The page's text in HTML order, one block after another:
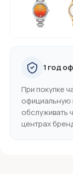
1 год
При покупке
обслуживать
центрах